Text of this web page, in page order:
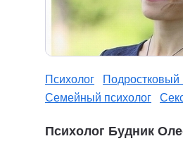
Психолог
Подростковый
Семейный психолог
Психолог Будник